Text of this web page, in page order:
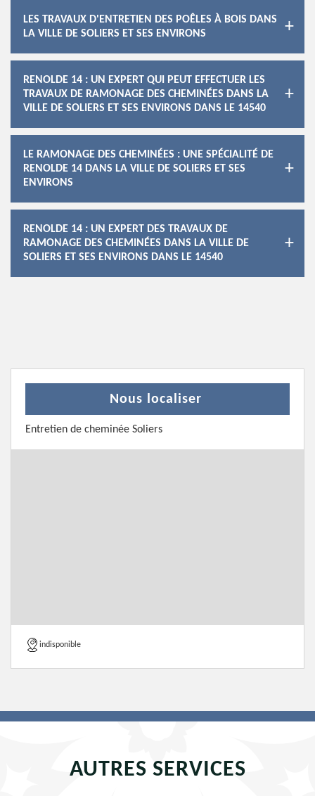
LES TRAVAUX D'ENTRETIEN DES POÊLES À BOIS DANS
LA VILLE DE SOLIERS ET SES ENVIRONS
RENOLDE 14 : UN EXPERT QUI PEUT EFFECTUER LES
TRAVAUX DE RAMONAGE DES CHEMINÉES DANS LA
VILLE DE SOLIERS ET SES ENVIRONS DANS LE 14540
LE RAMONAGE DES CHEMINÉES : UNE SPÉCIALITÉ DE
RENOLDE 14 DANS LA VILLE DE SOLIERS ET SES
ENVIRONS
RENOLDE 14 : UN EXPERT DES TRAVAUX DE
RAMONAGE DES CHEMINÉES DANS LA VILLE DE
SOLIERS ET SES ENVIRONS DANS LE 14540
Nous localiser
Entretien de cheminée Soliers
indisponible
AUTRES SERVICES